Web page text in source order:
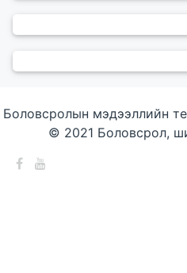
Боловсролын мэдээллийн
© 2021 Боловсрол,